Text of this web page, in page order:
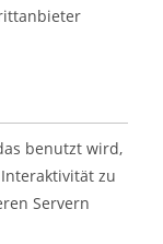
benutzt wird,
zu
Servern